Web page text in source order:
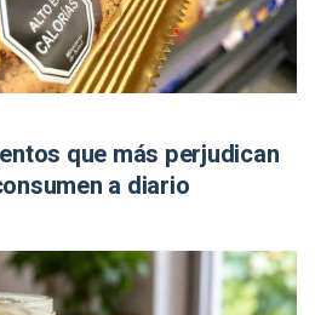
que más perjudican
a diario